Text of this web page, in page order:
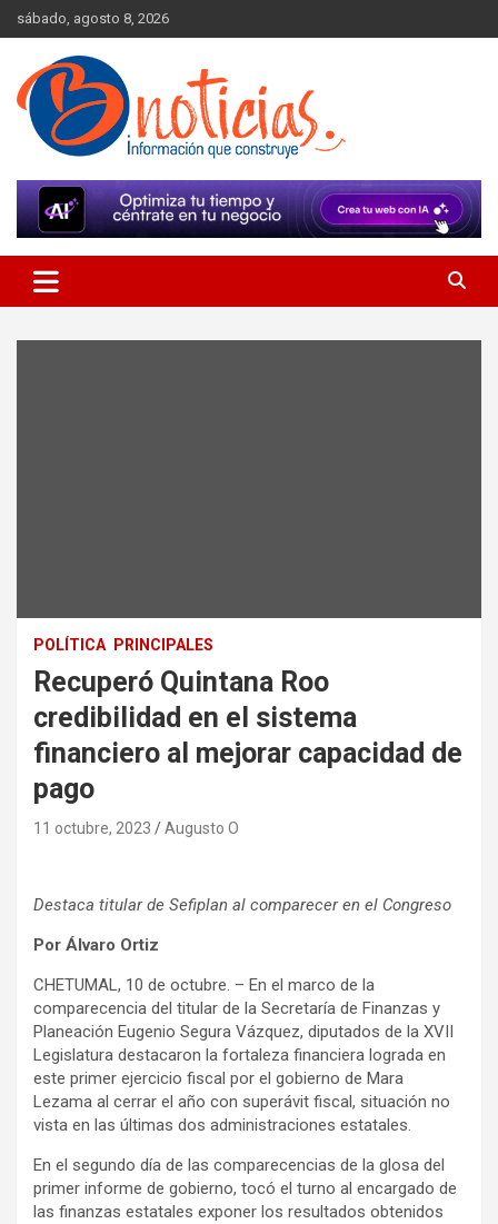
Skip
to
content
sábado, agosto 8, 2026
BNoticias
POLÍTICA PRINCIPALES
Recuperó Quintana Roo
credibilidad en el sistema
financiero al mejorar capacidad de
pago
11 octubre, 2023 Augusto O
Destaca titular de Sefiplan al comparecer en el Congreso
Por Álvaro Ortiz
CHETUMAL, 10 de octubre. – En el marco de la
comparecencia del titular de la Secretaría de Finanzas y
Planeación Eugenio Segura Vázquez, diputados de la XVII
Legislatura destacaron la fortaleza financiera lograda en
este primer ejercicio fiscal por el gobierno de Mara
Lezama al cerrar el año con superávit fiscal, situación no
vista en las últimas dos administraciones estatales.
En el segundo día de las comparecencias de la glosa del
primer informe de gobierno, tocó el turno al encargado de
las finanzas estatales exponer los resultados obtenidos